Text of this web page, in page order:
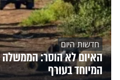
חדשות היום
האיום לא הוסר:
המיוחד בעורף